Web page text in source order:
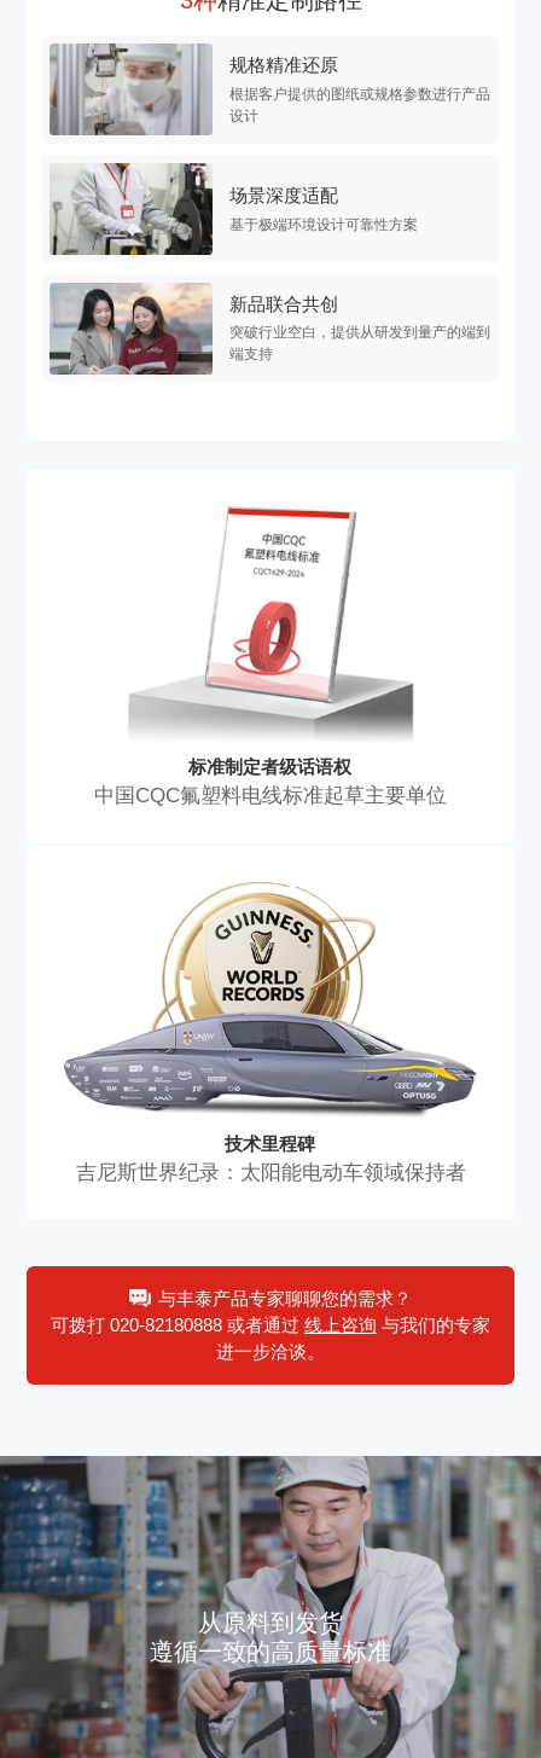
规格精准还原
根据客户提供的图纸或规格参数进行产品
设计
场景深度适配
基于极端环境设计可靠性方案
新品联合共创
突破行业空白，提供从研发到量产的端到
端支持
标准制定者级话语权
中国CQC氟塑料电线标准起草主要单位
技术里程碑
吉尼斯世界纪录：太阳能电动车领域保持者
与丰泰产品专家聊聊您的需求？
可拨打 020-82180888 或者通过 线上咨询 与我们的专家
进一步洽谈。
从原料到发货
遵循一致的高质量标准